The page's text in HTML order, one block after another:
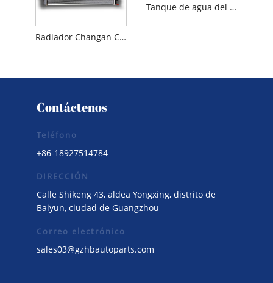
Radiador Changan CS55PLUS 1.5T de segunda generación
Tanque de agua del radiador Changan Automobile Changan Alsvin V7
Contáctenos
Teléfono
+86-18927514784
DIRECCIÓN
Calle Shikeng 43, aldea Yongxing, distrito de
Baiyun, ciudad de Guangzhou
Correo electrónico
sales03@gzhbautoparts.com